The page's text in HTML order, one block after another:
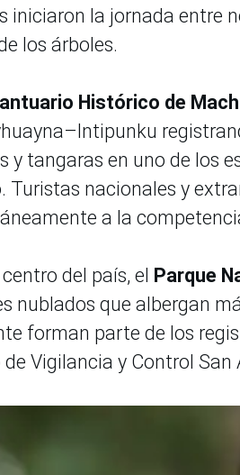
iniciaron la jornada entre
los árboles.
Histórico de
y tangaras en uno de los
Turistas nacionales y
a la
del país, el Parque
nublados que albergan
forman parte de los
de Vigilancia y Control San